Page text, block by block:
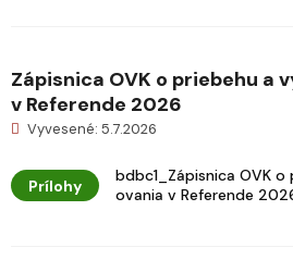
Zápisnica OVK o priebehu a
v Referende 2026
Vyvesené: 5.7.2026
Prílohy
bdbc1_Zápisnica OVK
ovania v Referende